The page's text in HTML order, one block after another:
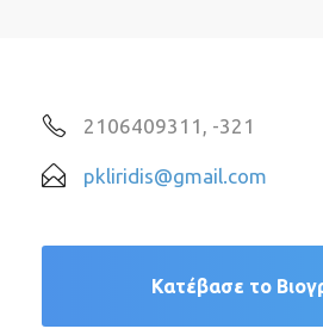
2106409311, -321
pkliridis@gmail.com
Κατέβασε το